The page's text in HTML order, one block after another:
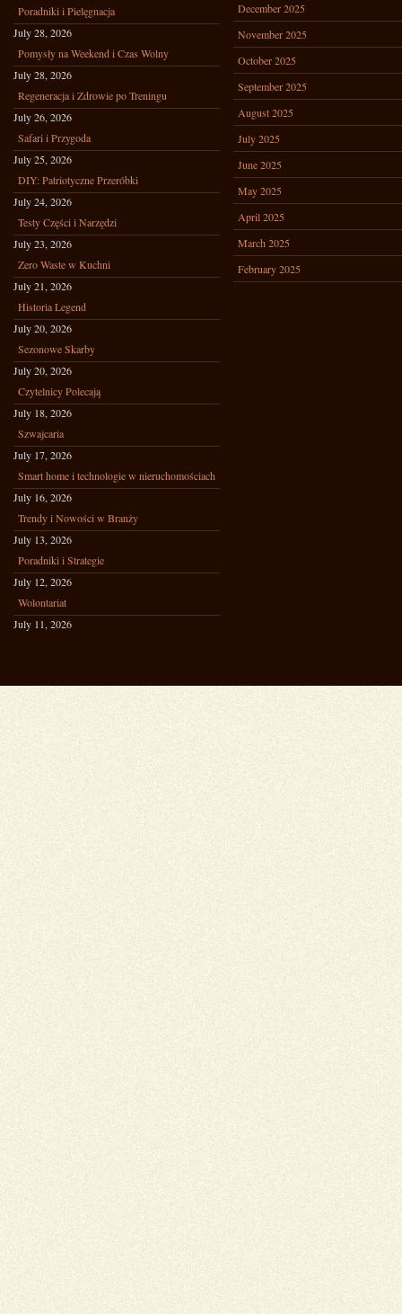
Poradniki i Pielęgnacja
July 28, 2026
Pomysły na Weekend i Czas Wolny
July 28, 2026
Regeneracja i Zdrowie po Treningu
July 26, 2026
Safari i Przygoda
July 25, 2026
DIY: Patriotyczne Przeróbki
July 24, 2026
Testy Części i Narzędzi
July 23, 2026
Zero Waste w Kuchni
July 21, 2026
Historia Legend
July 20, 2026
Sezonowe Skarby
July 20, 2026
Czytelnicy Polecają
July 18, 2026
Szwajcaria
July 17, 2026
Smart home i technologie w nieruchomościach
July 16, 2026
Trendy i Nowości w Branży
July 13, 2026
Poradniki i Strategie
July 12, 2026
Wolontariat
July 11, 2026
December 2025
November 2025
October 2025
September 2025
August 2025
July 2025
June 2025
May 2025
April 2025
March 2025
February 2025